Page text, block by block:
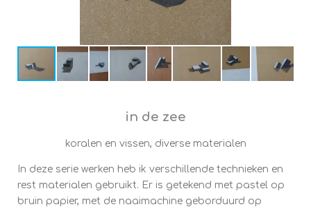
in de zee
koralen en vissen, diverse materialen
In deze serie werken heb ik verschillende technieken en
rest materialen gebruikt. Er is getekend met pastel op
bruin papier, met de naaimachine geborduurd op